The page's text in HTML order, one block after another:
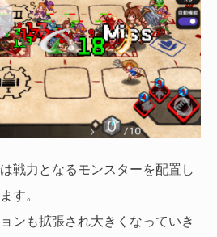
戦力となるモンスターを配置し
す。
ンも拡張され大きくなっていき